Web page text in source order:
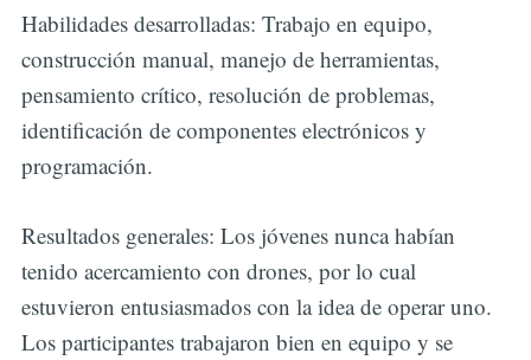
Habilidades desarrolladas: Trabajo en equipo,
construcción manual, manejo de herramientas,
pensamiento crítico, resolución de problemas,
identificación de componentes electrónicos y
programación.
Resultados generales: Los jóvenes nunca habían
tenido acercamiento con drones, por lo cual
estuvieron entusiasmados con la idea de operar uno.
Los participantes trabajaron bien en equipo y se